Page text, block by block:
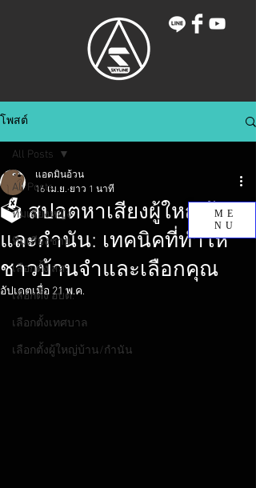
ME
NU
โพสต์
All Posts
ทีมเสียงหญิง
ทีมเสียงชาย
เลือกตั้ง สส.
เลือกตั้ง อบต.
เลือกตั้งเทศบาล
เลือกตั้งผู้ใหญ่บ้าน/กำนัน
All Posts
🗳️ สปอตหาเสียงผู้ใหญ่บ้าน
และกำนัน: เทคนิคที่ทำให้
ชาวบ้านจำและเลือกคุณ
แอดมินอ้วน
16 เม.ย. ยาว 1 นาที
อัปเดตเมื่อ21 พ.ค.